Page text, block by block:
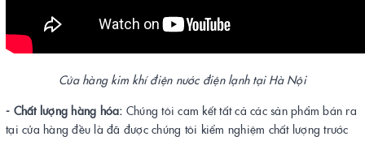
Cửa hàng kim khí điện nước điện lạnh tại Hà Nội
- Chất lượng hàng hóa: Chúng tôi cam kết tất cả các sản phẩm bán ra
tại cửa hàng đều là đã được chúng tôi kiểm nghiệm chất lượng trước